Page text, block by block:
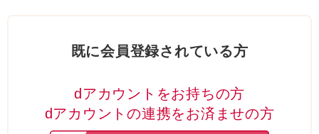
既に会員登録されている方
dアカウントをお持ちの方
dアカウントの連携をお済ませの方